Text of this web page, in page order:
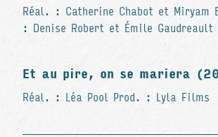
Réal. : Catherine Chabot et Miryam
: Denise Robert et Émile Gaudreault
Et au pire, on se mariera
Réal. : Léa Pool Prod. : Lyla Films